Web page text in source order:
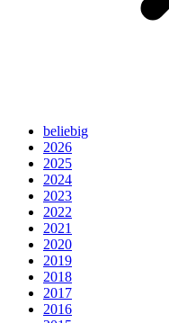
beliebig
2026
2025
2024
2023
2022
2021
2020
2019
2018
2017
2016